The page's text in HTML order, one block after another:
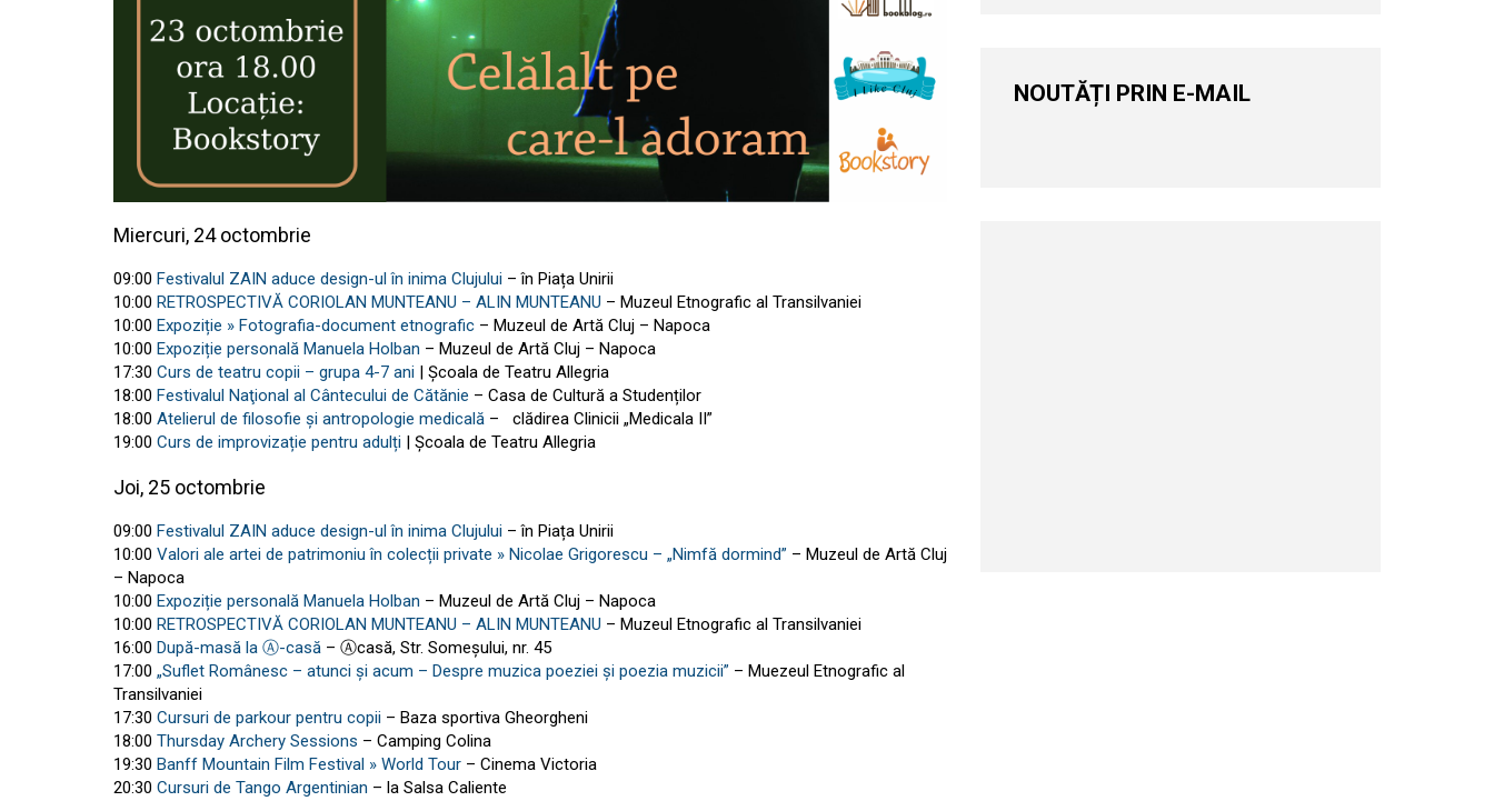
Miercuri, 24 octombrie
09:00 Festivalul ZAIN aduce design-ul în inima Clujului – în Piața Unirii
10:00 RETROSPECTIVĂ CORIOLAN MUNTEANU – ALIN MUNTEANU – Muzeul Etnografic al Transilvaniei
10:00 Expoziție » Fotografia-document etnografic – Muzeul de Artă Cluj – Napoca
10:00 Expoziție personală Manuela Holban – Muzeul de Artă Cluj – Napoca
17:30 Curs de teatru copii – grupa 4-7 ani | Școala de Teatru Allegria
18:00 Festivalul Naţional al Cântecului de Cătănie – Casa de Cultură a Studenților
18:00 Atelierul de filosofie și antropologie medicală – clădirea Clinicii „Medicala II”
19:00 Curs de improvizație pentru adulți | Școala de Teatru Allegria
Joi, 25 octombrie
09:00 Festivalul ZAIN aduce design-ul în inima Clujului – în Piața Unirii
10:00 Valori ale artei de patrimoniu în colecții private » Nicolae Grigorescu – „Nimfă dormind” – Muzeul de Artă Cluj
– Napoca
10:00 Expoziție personală Manuela Holban – Muzeul de Artă Cluj – Napoca
10:00 RETROSPECTIVĂ CORIOLAN MUNTEANU – ALIN MUNTEANU – Muzeul Etnografic al Transilvaniei
16:00 După-masă la Ⓐ-casă – Ⓐcasă, Str. Someșului, nr. 45
17:00 „Suflet Românesc – atunci și acum – Despre muzica poeziei și poezia muzicii” – Muezeul Etnografic al
Transilvaniei
17:30 Cursuri de parkour pentru copii – Baza sportiva Gheorgheni
18:00 Thursday Archery Sessions – Camping Colina
19:30 Banff Mountain Film Festival » World Tour – Cinema Victoria
20:30 Cursuri de Tango Argentinian – la Salsa Caliente
NOUTĂȚI PRIN E-MAIL